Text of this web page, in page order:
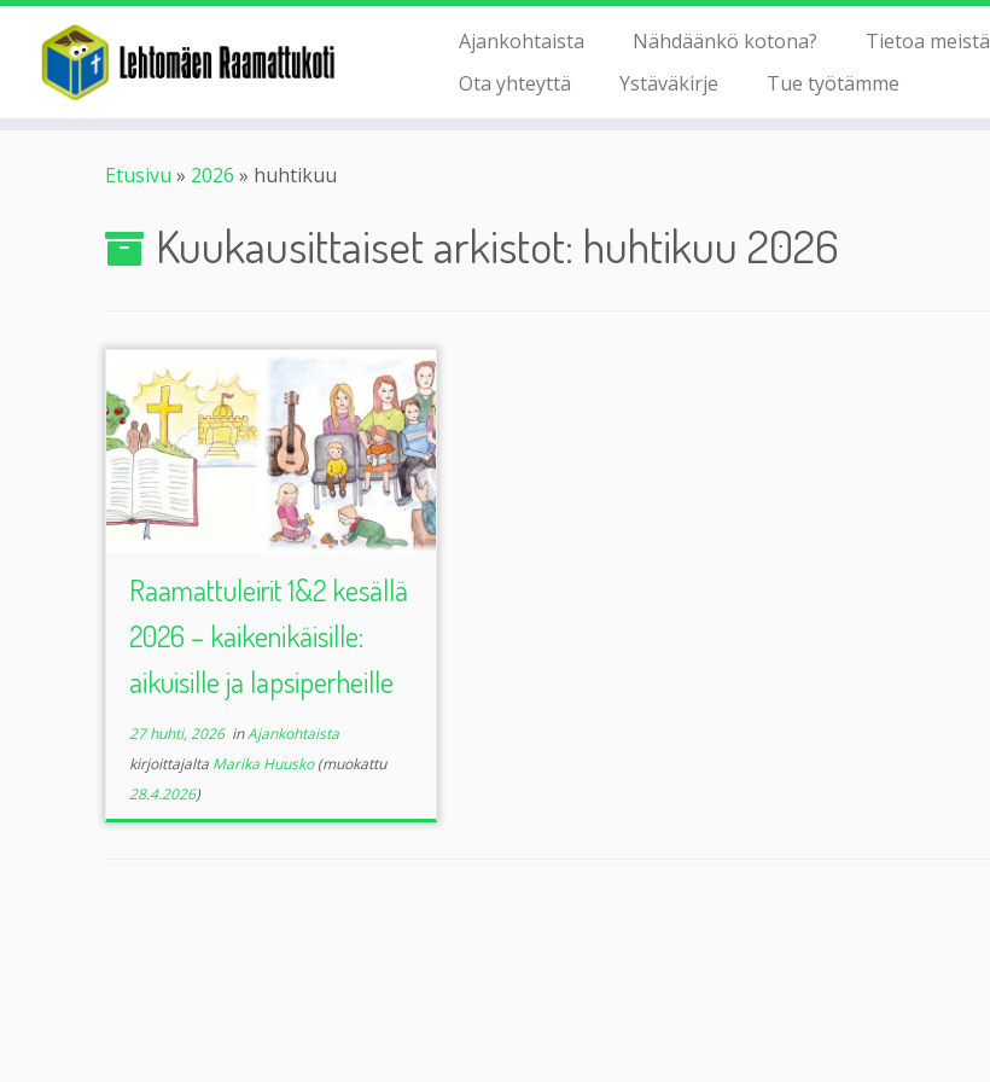
Ajankohtaista Nähdäänkö kotona? Tietoa meistä
Ota yhteyttä
Ystäväkirje Tue työtämme
Etusivu » 2026 » huhtikuu
Kuukausittaiset arkistot: huhtikuu 2026
Raamattuleirit 1&2 kesällä
2026 – kaikenikäisille:
aikuisille ja lapsiperheille
27 huhti, 2026inAjankohtaista
kirjoittajalta Marika Huusko(muokattu
28.4.2026)